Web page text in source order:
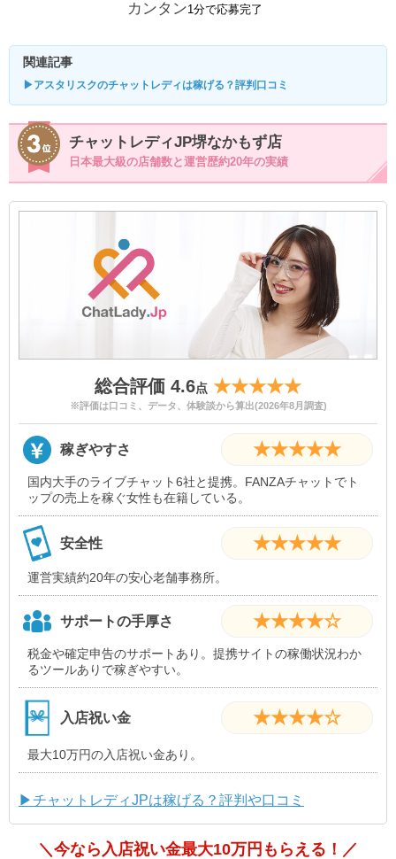
カンタン1分で応募完了
関連記事
▶アスタリスクのチャットレディは稼げる？評判口コミ
チャットレディJP堺なかもず店
日本最大級の店舗数と運営歴約20年の実績
総合評価 4.6点 ★★★★★
※評価は口コミ、データ、体験談から算出(2026年8月調査)
稼ぎやすさ ★★★★★
国内大手のライブチャット6社と提携。FANZAチャットでト
ップの売上を稼ぐ女性も在籍している。
安全性 ★★★★★
運営実績約20年の安心老舗事務所。
サポートの手厚さ ★★★★☆
税金や確定申告のサポートあり。提携サイトの稼働状況わか
るツールありで稼ぎやすい。
入店祝い金 ★★★★☆
最大10万円の入店祝い金あり。
▶チャットレディJPは稼げる？評判や口コミ
＼今なら入店祝い金最大10万円もらえる！／